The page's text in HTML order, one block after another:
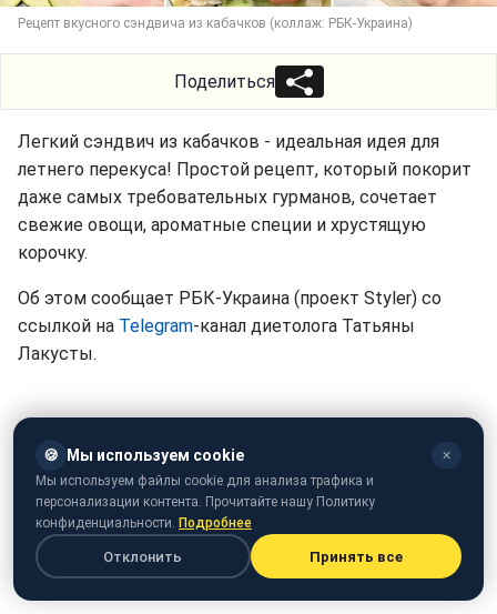
Рецепт вкусного сэндвича из кабачков (коллаж: РБК-Украина)
Поделиться
Легкий сэндвич из кабачков - идеальная идея для
летнего перекуса! Простой рецепт, который покорит
даже самых требовательных гурманов, сочетает
свежие овощи, ароматные специи и хрустящую
корочку.
Об этом сообщает РБК-Украина (проект Styler) со
ссылкой на Telegram-канал диетолога Татьяны
Лакусты.
🍪 Мы используем cookie ✕
Мы используем файлы cookie для анализа трафика и
персонализации контента. Прочитайте нашу Политику
конфиденциальности. Подробнее
Отклонить Принять все